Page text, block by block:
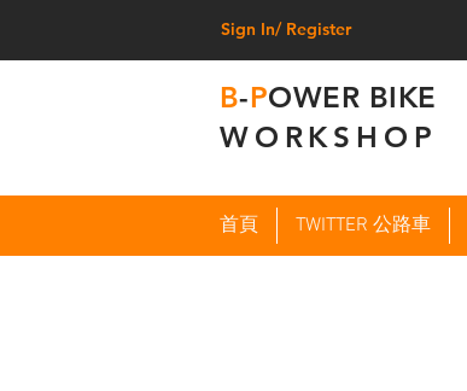
Sign In/ Register
B-POWER BIKE
WORKSHOP
首頁 TWITTER 公路車